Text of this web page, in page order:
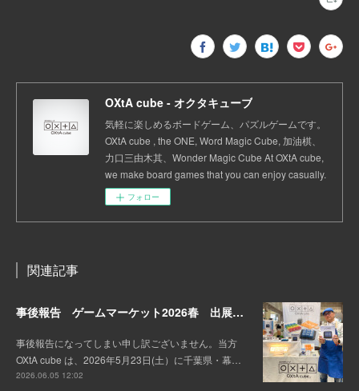
OXtA cube - オクタキューブ
気軽に楽しめるボードゲーム、パズルゲームです。
OXtA cube , the ONE, Word Magic Cube, 加油棋、
力口三由木其、Wonder Magic Cube At OXtA cube,
we make board games that you can enjoy casually.
フォロー
関連記事
事後報告 ゲームマーケット2026春 出展しました。
事後報告になってしまい申し訳ございません。当方
OXtA cube は、2026年5月23日(土）に千葉県・幕…
2026.06.05 12:02